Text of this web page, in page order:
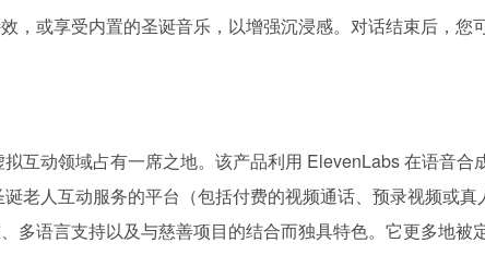
或享受内置的圣诞音乐，以增强沉浸感。对话结束后，您
互动领域占有一席之地。该产品利用 ElevenLabs 在语音合
老人互动服务的平台（包括付费的视频通话、预录视频或
多语言支持以及与慈善项目的结合而独具特色。它更多地被